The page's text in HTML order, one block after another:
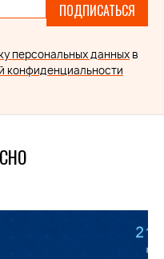
ПОДПИСАТЬСЯ
персональных данных в
конфиденциальности